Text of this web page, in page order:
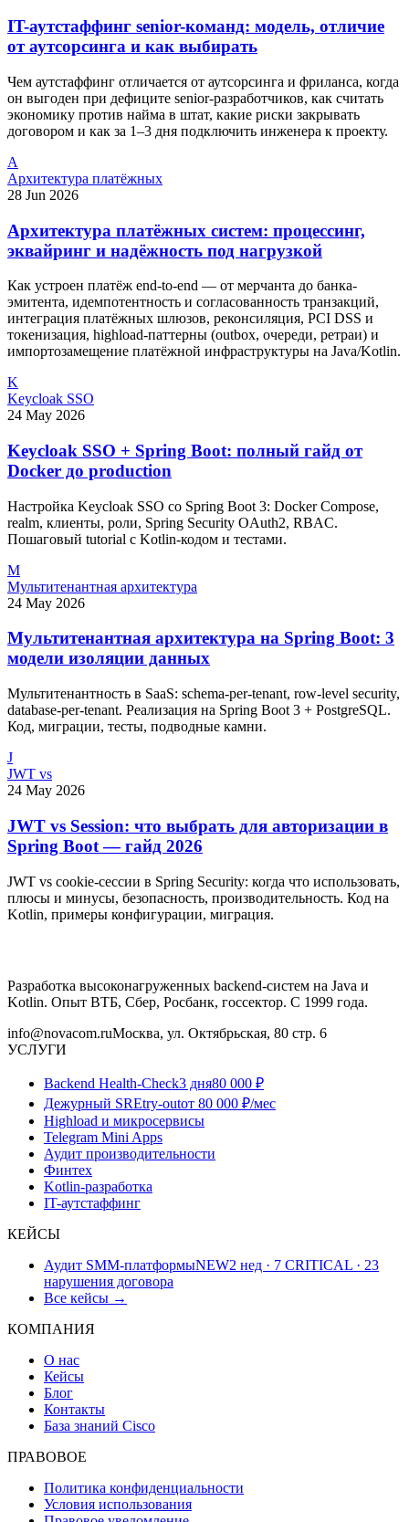
IT-аутстаффинг senior-команд: модель, отличие
от аутсорсинга и как выбирать
Чем аутстаффинг отличается от аутсорсинга и фриланса, когда
он выгоден при дефиците senior-разработчиков, как считать
экономику против найма в штат, какие риски закрывать
договором и как за 1–3 дня подключить инженера к проекту.
А
Архитектура платёжных
28 Jun 2026
Архитектура платёжных систем: процессинг,
эквайринг и надёжность под нагрузкой
Как устроен платёж end-to-end — от мерчанта до банка-
эмитента, идемпотентность и согласованность транзакций,
интеграция платёжных шлюзов, реконсиляция, PCI DSS и
токенизация, highload-паттерны (outbox, очереди, ретраи) и
импортозамещение платёжной инфраструктуры на Java/Kotlin.
K
Keycloak SSO
24 May 2026
Keycloak SSO + Spring Boot: полный гайд от
Docker до production
Настройка Keycloak SSO со Spring Boot 3: Docker Compose,
realm, клиенты, роли, Spring Security OAuth2, RBAC.
Пошаговый tutorial с Kotlin-кодом и тестами.
М
Мультитенантная архитектура
24 May 2026
Мультитенантная архитектура на Spring Boot: 3
модели изоляции данных
Мультитенантность в SaaS: schema-per-tenant, row-level security,
database-per-tenant. Реализация на Spring Boot 3 + PostgreSQL.
Код, миграции, тесты, подводные камни.
J
JWT vs
24 May 2026
JWT vs Session: что выбрать для авторизации в
Spring Boot — гайд 2026
JWT vs cookie-сессии в Spring Security: когда что использовать,
плюсы и минусы, безопасность, производительность. Код на
Kotlin, примеры конфигурации, миграция.
Разработка высоконагруженных backend-систем на Java и
Kotlin. Опыт ВТБ, Сбер, Росбанк, госсектор. С 1999 года.
info@novacom.ruМосква, ул. Октябрьская, 80 стр. 6
УСЛУГИ
Backend Health-Check3 дня80 000 ₽
Дежурный SREtry-outот 80 000 ₽/мес
Highload и микросервисы
Telegram Mini Apps
Аудит производительности
Финтех
Kotlin-разработка
IT-аутстаффинг
КЕЙСЫ
Аудит SMM-платформыNEW2 нед · 7 CRITICAL · 23
нарушения договора
Все кейсы →
КОМПАНИЯ
О нас
Кейсы
Блог
Контакты
База знаний Cisco
ПРАВОВОЕ
Политика конфиденциальности
Условия использования